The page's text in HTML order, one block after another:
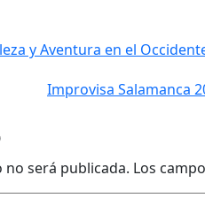
y Aventura en el
Improvisa Salamanca
será publicada. Los